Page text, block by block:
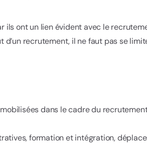
ont un lien évident avec le
recrutement, il ne faut pas se
dans le cadre du
formation et intégration,